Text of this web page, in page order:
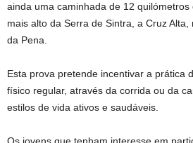
ainda uma caminhada de 12
mais alto da Serra de Sintra, a Cruz
da Pena.
Esta prova pretende incentivar a prática
físico regular, através da corrida ou da
estilos de vida ativos e saudáveis.
Os jovens que tenham interesse em